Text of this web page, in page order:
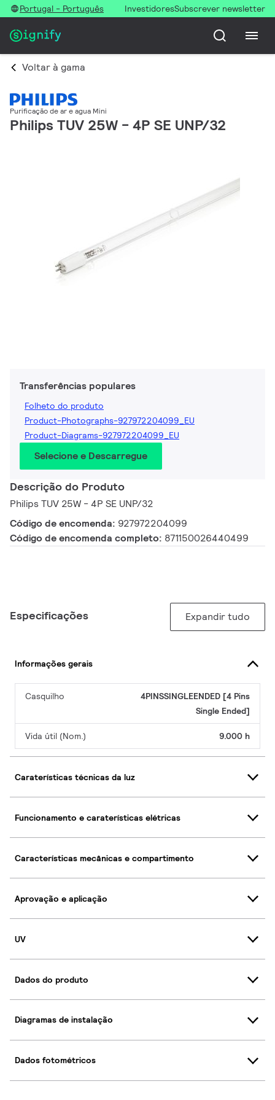
Portugal - Português InvestidoresSubscrever newsletter
Voltar à gama
Purificação de ar e agua Mini
Philips TUV 25W - 4P SE UNP/32
Transferências populares
Folheto do produto
Product-Photographs-927972204099_EU
Product-Diagrams-927972204099_EU
Selecione e Descarregue
Descrição do Produto
Philips TUV 25W - 4P SE UNP/32
Código de encomenda: 927972204099
Código de encomenda completo: 871150026440499
Especificações Expandir tudo
Informações gerais
Casquilho
4PINSSINGLEENDED [4 Pins
Single Ended]
Vida útil (Nom.) 9.000 h
Caraterísticas técnicas da luz
Funcionamento e caraterísticas elétricas
Características mecânicas e compartimento
Aprovação e aplicação
UV
Dados do produto
Diagramas de instalação
Dados fotométricos